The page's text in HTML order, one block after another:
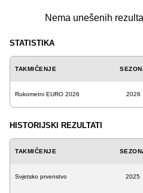
Nema unešenih
STATISTIKA
TAKMIČENJE
Rukometni EURO 2026 2026
HISTORIJSKI REZULTATI
TAKMIČENJE
Svjetsko prvenstvo 2025